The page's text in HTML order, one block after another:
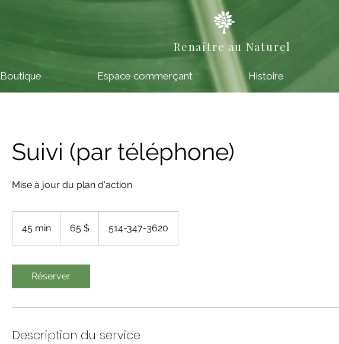
Renaître au Naturel
Boutique Espace commerçant Histoire
Suivi (par téléphone)
Mise à jour du plan d'action
45 min 65 $ 514-347-3620
Réserver
Description du service